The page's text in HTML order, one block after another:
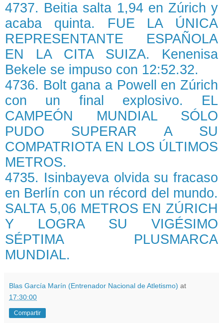
4737. Beitia salta 1,94 en Zúrich y
acaba quinta. FUE LA ÚNICA
REPRESENTANTE ESPAÑOLA
EN LA CITA SUIZA. Kenenisa
Bekele se impuso con 12:52.32.
4736. Bolt gana a Powell en Zúrich
con un final explosivo. EL
CAMPEÓN MUNDIAL SÓLO
PUDO SUPERAR A SU
COMPATRIOTA EN LOS ÚLTIMOS
METROS.
4735. Isinbayeva olvida su fracaso
en Berlín con un récord del mundo.
SALTA 5,06 METROS EN ZÚRICH
Y LOGRA SU VIGÉSIMO
SÉPTIMA PLUSMARCA
MUNDIAL.
Blas García Marín (Entrenador Nacional de Atletismo) at
17:30:00
Compartir